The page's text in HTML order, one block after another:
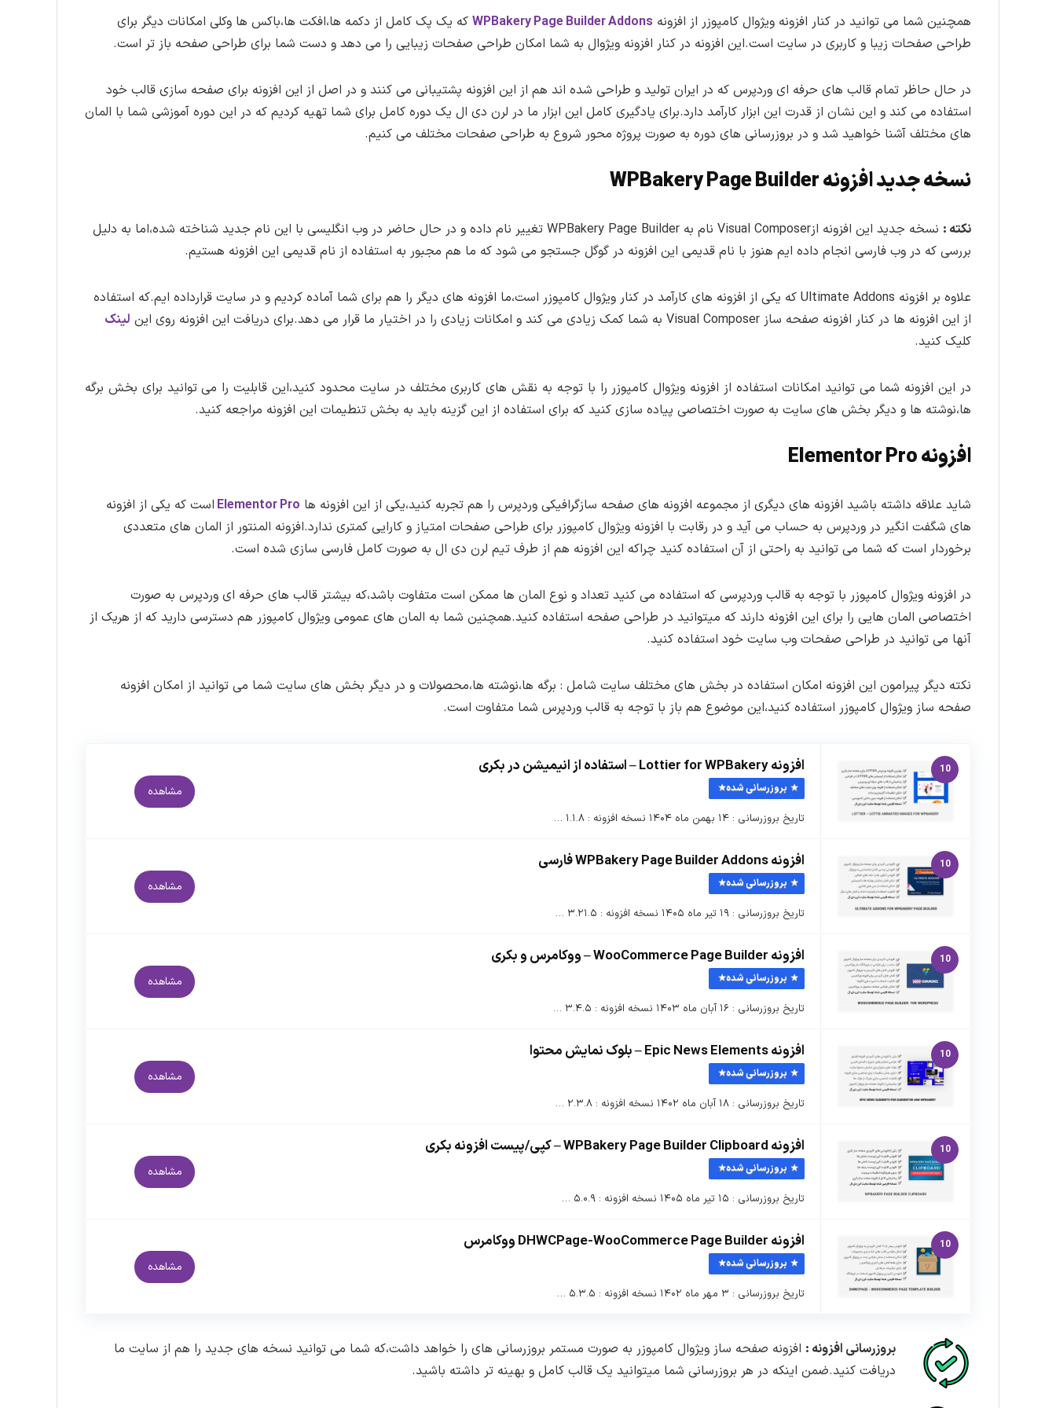
همچنین شما می توانید در کنار افزونه ویژوال کامپوزر از افزونه WPBakery Page Builder Addons که یک پک کامل از دکمه ها،افکت ها،باکس ها وکلی امکانات دیگر برای
طراحی صفحات زیبا و کاربری در سایت است.این افزونه در کنار افزونه ویژوال به شما امکان طراحی صفحات زیبایی را می دهد و دست شما برای طراحی صفحه باز تر است.
در حال حاظر تمام قالب های حرفه ای وردپرس که در ایران تولید و طراحی شده اند هم از این افزونه پشتیبانی می کنند و در اصل از این افزونه برای صفحه سازی قالب خود
استفاده می کند و این نشان از قدرت این ابزار کارآمد دارد.برای یادگیری کامل این ابزار ما در لرن دی ال یک دوره کامل برای شما تهیه کردیم که در این دوره آموزشی شما با المان
های مختلف آشنا خواهید شد و در بروزرسانی های دوره به صورت پروژه محور شروع به طراحی صفحات مختلف می کنیم.
نسخه جدید افزونه WPBakery Page Builder
نکته :
نسخه جدید این افزونه ازVisual Composer نام به WPBakery Page Builder تغییر نام داده و در حال حاضر در وب انگلیسی با این نام جدید شناخته شده،اما به دلیل
بررسی که در وب فارسی انجام داده ایم هنوز با نام قدیمی این افزونه در گوگل جستجو می شود که ما هم مجبور به استفاده از نام قدیمی این افزونه هستیم.
علاوه بر افزونه Ultimate Addons که یکی از افزونه های کارآمد در کنار ویژوال کامپوزر است،ما افزونه های دیگر را هم برای شما آماده کردیم و در سایت قرارداده ایم.که استفاده
از این افزونه ها در کنار افزونه صفحه ساز Visual Composer به شما کمک زیادی می کند و امکانات زیادی را در اختیار ما قرار می دهد.برای دریافت این افزونه روی این
لینک
کلیک کنید.
در این افزونه شما می توانید امکانات استفاده از افزونه ویژوال کامپوزر را با توجه به نقش های کاربری مختلف در سایت محدود کنید،این قابلیت را می توانید برای بخش برگه
ها،نوشته ها و دیگر بخش های سایت به صورت اختصاصی پیاده سازی کنید که برای استفاده از این گزینه باید به بخش تنطیمات این افزونه مراجعه کنید.
افزونه Elementor Pro
شاید علاقه داشته باشید افزونه های دیگری از مجموعه افزونه های صفحه سازگرافیکی وردپرس را هم تجربه کنید،یکی از این افزونه ها Elementor Pro است که یکی از افزونه
های شگفت انگیر در وردپرس به حساب می آید و در رقابت با افزونه ویژوال کامپوزر برای طراحی صفحات امتیاز و کارایی کمتری ندارد.افزونه المنتور از المان های متعددی
برخوردار است که شما می توانید به راحتی از آن استفاده کنید چراکه این افزونه هم از طرف تیم لرن دی ال به صورت کامل فارسی سازی شده است.
در افزونه ویژوال کامپوزر با توجه به قالب وردپرسی که استفاده می کنید تعداد و نوع المان ها ممکن است متفاوت باشد،که بیشتر قالب های حرفه ای وردپرس به صورت
اختصاصی المان هایی را برای این افزونه دارند که میتوانید در طراحی صفحه استفاده کنید.همچنین شما به المان های عمومی ویژوال کامپوزر هم دسترسی دارید که از هریک از
آنها می توانید در طراحی صفحات وب سایت خود استفاده کنید.
نکته دیگر پیرامون این افزونه امکان استفاده در بخش های مختلف سایت شامل : برگه ها،نوشته ها،محصولات و در دیگر بخش های سایت شما می توانید از امکان افزونه
صفحه ساز ویژوال کامپوزر استفاده کنید،این موضوع هم باز با توجه به قالب وردپرس شما متفاوت است.
10 افزونه Lottier for WPBakery – استفاده از انیمیشن در بکری
بروزرسانی شده
تاریخ بروزرسانی : ۱۴ بهمن ماه ۱۴۰۴ نسخه افزونه : ۱.۱.۸ …
مشاهده
10 افزونه WPBakery Page Builder Addons فارسی
بروزرسانی شده
تاریخ بروزرسانی : ۱۹ تیر ماه ۱۴۰۵ نسخه افزونه : ۳.۲۱.۵ …
مشاهده
10 افزونه WooCommerce Page Builder – ووکامرس و بکری
بروزرسانی شده
تاریخ بروزرسانی : ۱۶ آبان ماه ۱۴۰۳ نسخه افزونه : ۳.۴.۵ …
مشاهده
10 افزونه Epic News Elements – بلوک نمایش محتوا
بروزرسانی شده
تاریخ بروزرسانی : ۱۸ آبان ماه ۱۴۰۲ نسخه افزونه : ۲.۳.۸ …
مشاهده
10 افزونه WPBakery Page Builder Clipboard – کپی/پیست افزونه بکری
بروزرسانی شده
تاریخ بروزرسانی : ۱۵ تیر ماه ۱۴۰۵ نسخه افزونه : ۵.۰.۹ …
مشاهده
10 افزونه DHWCPage-WooCommerce Page Builder ووکامرس
بروزرسانی شده
تاریخ بروزرسانی : ۳ مهر ماه ۱۴۰۲ نسخه افزونه : ۵.۳.۵ …
مشاهده
بروزرسانی افزونه : افزونه صفحه ساز ویژوال کامپوزر به صورت مستمر بروزرسانی های را خواهد داشت،که شما می توانید نسخه های جدید را هم از سایت ما
دریافت کنید.ضمن اینکه در هر بروزرسانی شما میتوانید یک قالب کامل و بهینه تر داشته باشید.